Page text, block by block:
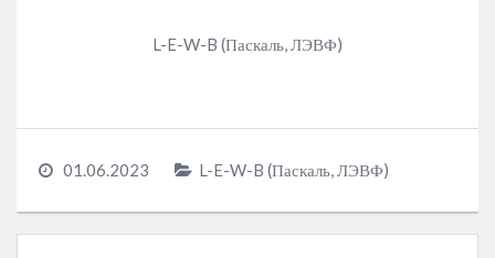
L-E-W-B (Паскаль, ЛЭВФ)
01.06.2023 L-E-W-B (Паскаль, ЛЭВФ)